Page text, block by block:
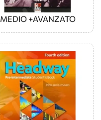
MEDIO +AVANZATO